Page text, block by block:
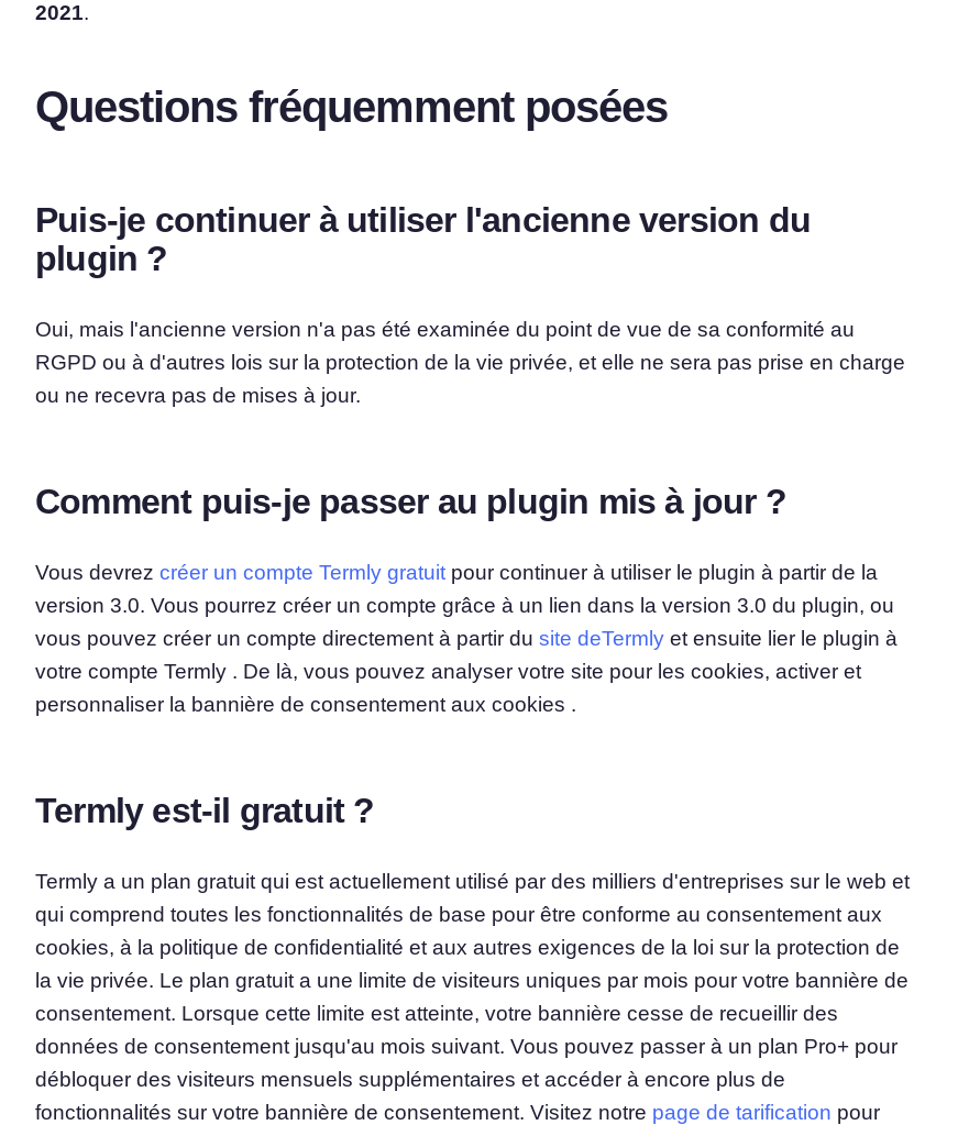
2021.
Questions fréquemment posées
Puis-je continuer à utiliser l'ancienne version du
plugin ?
Oui, mais l'ancienne version n'a pas été examinée du point de vue de sa conformité au
RGPD ou à d'autres lois sur la protection de la vie privée, et elle ne sera pas prise en charge
ou ne recevra pas de mises à jour.
Comment puis-je passer au plugin mis à jour ?
Vous devrez créer un compte Termly gratuit pour continuer à utiliser le plugin à partir de la
version 3.0. Vous pourrez créer un compte grâce à un lien dans la version 3.0 du plugin, ou
vous pouvez créer un compte directement à partir du site deTermly et ensuite lier le plugin à
votre compte Termly . De là, vous pouvez analyser votre site pour les cookies, activer et
personnaliser la bannière de consentement aux cookies .
Termly est-il gratuit ?
Termly a un plan gratuit qui est actuellement utilisé par des milliers d'entreprises sur le web et
qui comprend toutes les fonctionnalités de base pour être conforme au consentement aux
cookies, à la politique de confidentialité et aux autres exigences de la loi sur la protection de
la vie privée. Le plan gratuit a une limite de visiteurs uniques par mois pour votre bannière de
consentement. Lorsque cette limite est atteinte, votre bannière cesse de recueillir des
données de consentement jusqu'au mois suivant. Vous pouvez passer à un plan Pro+ pour
débloquer des visiteurs mensuels supplémentaires et accéder à encore plus de
fonctionnalités sur votre bannière de consentement. Visitez notre page de tarification pour